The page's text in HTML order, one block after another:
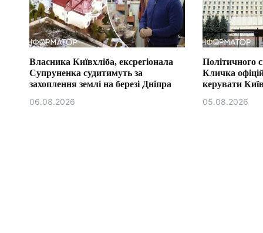
Власника Київхліба, ексрегіонала
Супруненка судитимуть за
захоплення землі на березі Дніпра
06.08.2026
Політичного
Кличка
керувати
05.08.2026